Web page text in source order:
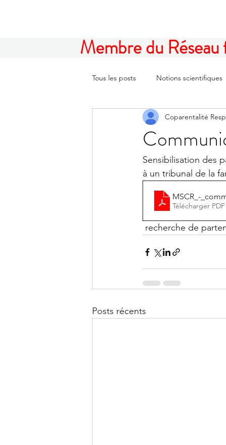
Membre du Réseau
Tous les posts Notions scientifiques
Coparentalité
Sensibilisation des
à un tribunal de la
MSCR_-
Télécharger PDF
recherche de
Posts récents